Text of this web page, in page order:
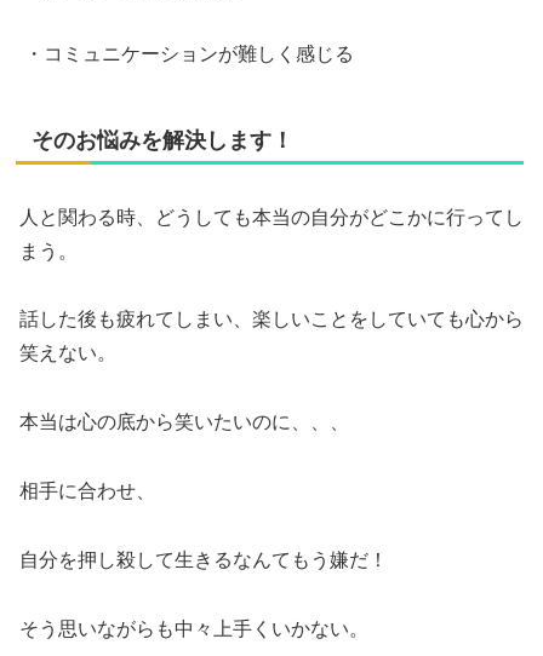
・コミュニケーションが難しく感じる
そのお悩みを解決します！
人と関わる時、どうしても本当の自分がどこかに行ってし
まう。
話した後も疲れてしまい、楽しいことをしていても心から
笑えない。
本当は心の底から笑いたいのに、、、
相手に合わせ、
自分を押し殺して生きるなんてもう嫌だ！
そう思いながらも中々上手くいかない。